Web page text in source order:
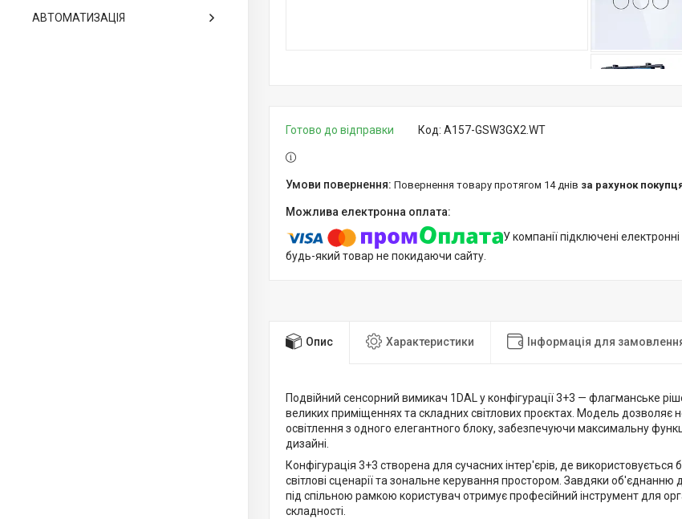
АВТОМАТИЗАЦІЯ
Готово до відправки Код: A157-GSW3GX2.WT
повернення товару протягом 14 днів за рахунок
У компанії підключені
будь-який товар не покидаючи сайту.
Опис Характеристики Інформація для
Подвійний сенсорний вимикач 1DAL у конфігурації 3+3 — флагманське
великих приміщеннях та складних світлових проєктах. Модель дозволяє
освітлення з одного елегантного блоку, забезпечуючи максимальну
дизайні.
Конфігурація 3+3 створена для сучасних інтер'єрів, де використовується
світлові сценарії та зональне керування простором. Завдяки об'єднанню
під спільною рамкою користувач отримує професійний інструмент для
складності.